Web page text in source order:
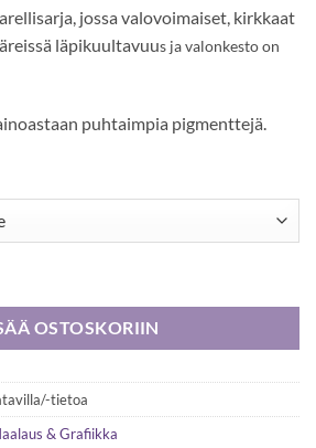
-
16,90 €
jossa valovoimaiset, kirkkaat
läpikuultavuus ja valonkesto on
puhtaimpia pigmenttejä.
OSTOSKORIIN
tietoa
& Grafiikka